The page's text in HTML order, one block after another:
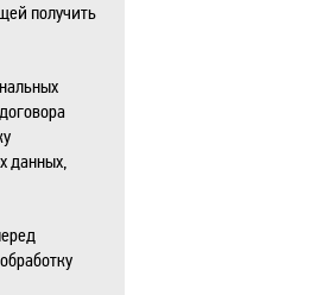
получить
данных,